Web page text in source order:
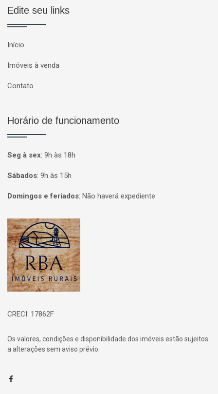
Edite seu links
Início
Imóveis à venda
Contato
Horário de funcionamento
Seg à sex: 9h às 18h
Sábados: 9h às 15h
Domingos e feriados: Não haverá expediente
Página inicial
CRECI: 17862F
Os valores, condições e disponibilidade dos imóveis estão sujeitos
a alterações sem aviso prévio.
Facebook